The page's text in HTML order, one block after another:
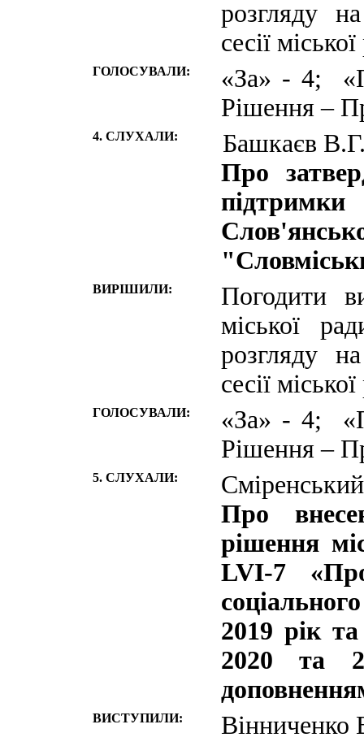
розгляду
сесії
ГОЛОСУВАЛИ:
«За» - 4;
Рішення –
4. СЛУХАЛИ:
Башкаєв
Про
підтримки
ВИРІШИЛИ:
Погодити
міської
розгляду
сесії
ГОЛОСУВАЛИ:
«За» - 4;
Рішення –
5. СЛУХАЛИ:
Про
рішення
LVI-7
2019 рік
2020 та
ВИСТУПИЛИ: Вінниченко